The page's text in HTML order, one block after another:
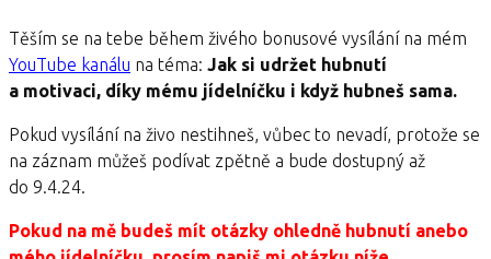
Těším se na tebe během živého bonusové vysílání na mém
YouTube kanálu na téma: Jak si udržet hubnutí
a motivaci, díky mému jídelníčku i když hubneš sama.
Pokud vysílání na živo nestihneš, vůbec to nevadí, protože se
na záznam můžeš podívat zpětně a bude dostupný až
do 9.4.24.
Pokud na mě budeš mít otázky ohledně hubnutí anebo